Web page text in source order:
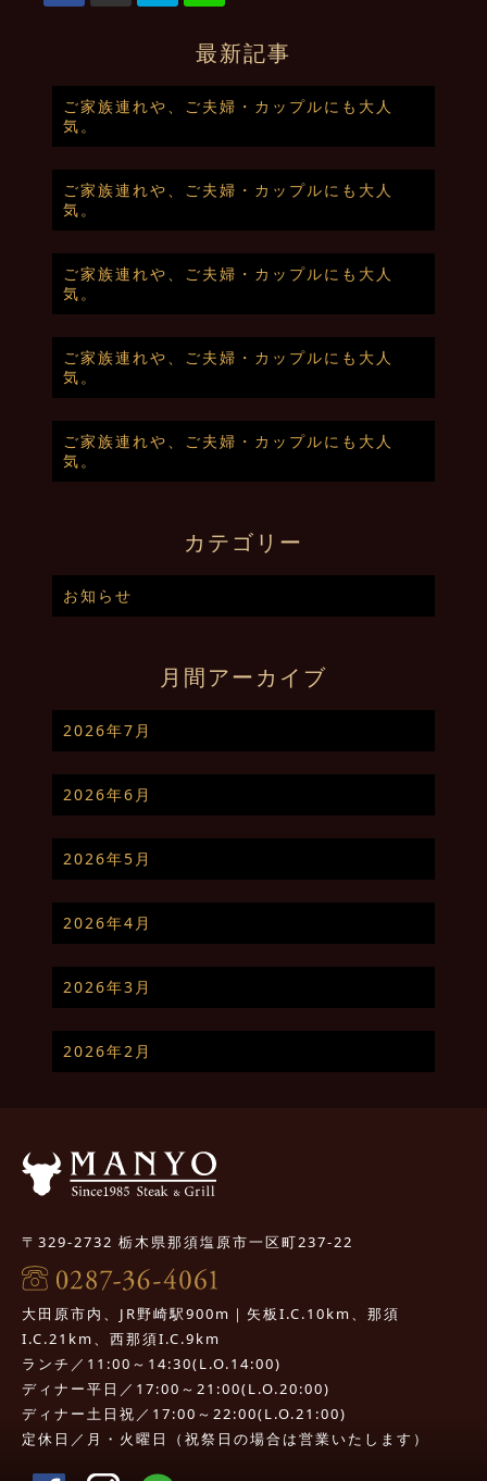
最新記事
ご家族連れや、ご夫婦・カップルにも大人
気。
ご家族連れや、ご夫婦・カップルにも大人
気。
ご家族連れや、ご夫婦・カップルにも大人
気。
ご家族連れや、ご夫婦・カップルにも大人
気。
ご家族連れや、ご夫婦・カップルにも大人
気。
カテゴリー
お知らせ
月間アーカイブ
2026年7月
2026年6月
2026年5月
2026年4月
2026年3月
2026年2月
〒329-2732 栃木県那須塩原市一区町237-22
大田原市内、JR野崎駅900m｜矢板I.C.10km、那須
I.C.21km、西那須I.C.9km
ランチ／11:00～14:30(L.O.14:00)
ディナー平日／17:00～21:00(L.O.20:00)
ディナー土日祝／17:00～22:00(L.O.21:00)
定休日／月・火曜日（祝祭日の場合は営業いたします）